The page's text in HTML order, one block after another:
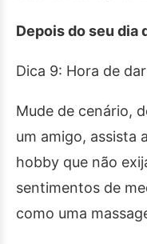
Depois do seu dia
Dica 9: Hora de
Mude de cenário,
um amigo, assista
hobby que não
sentimentos de
como uma